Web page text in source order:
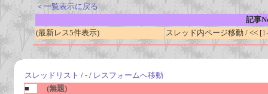
＜一覧表示に戻る
記事
(最新レス5件表示)
スレッド内ページ移動 / << [
スレッドリスト / - / レスフォームへ移動
■
(無題)